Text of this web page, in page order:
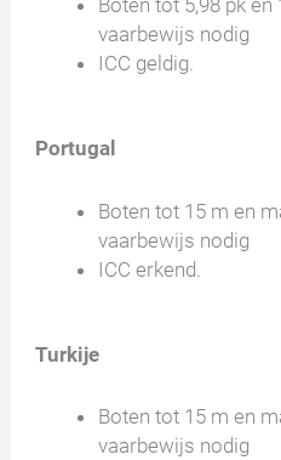
vaarbewijs nodig
ICC geldig.
Portugal
Boten tot 15 m en
vaarbewijs nodig
ICC erkend.
Turkije
Boten tot 15 m en
vaarbewijs nodig